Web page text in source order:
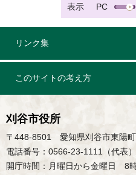
表示 PC
リンク集
このサイトの考え方
刈谷市役所
〒448-8501 愛知県刈谷市東陽
電話番号：0566-23-1111（代表）
開庁時間：月曜日から金曜日 8